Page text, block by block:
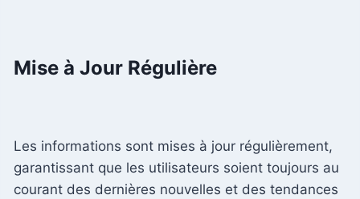
Mise à Jour Régulière
Les informations sont mises à jour régulièrement,
garantissant que les utilisateurs soient toujours au
courant des dernières nouvelles et des tendances